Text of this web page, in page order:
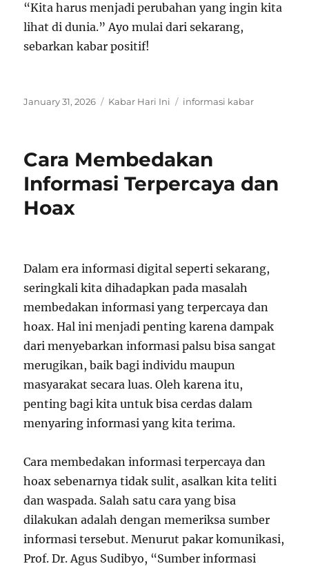
“Kita harus menjadi perubahan yang ingin kita
lihat di dunia.” Ayo mulai dari sekarang,
sebarkan kabar positif!
Posted
January 31, 2026 Categories
Kabar Hari Ini Tags
informasi kabar
Cara Membedakan
Informasi Terpercaya dan
Hoax
Dalam era informasi digital seperti sekarang,
seringkali kita dihadapkan pada masalah
membedakan informasi yang terpercaya dan
hoax. Hal ini menjadi penting karena dampak
dari menyebarkan informasi palsu bisa sangat
merugikan, baik bagi individu maupun
masyarakat secara luas. Oleh karena itu,
penting bagi kita untuk bisa cerdas dalam
menyaring informasi yang kita terima.
Cara membedakan informasi terpercaya dan
hoax sebenarnya tidak sulit, asalkan kita teliti
dan waspada. Salah satu cara yang bisa
dilakukan adalah dengan memeriksa sumber
informasi tersebut. Menurut pakar komunikasi,
Prof. Dr. Agus Sudibyo, “Sumber informasi